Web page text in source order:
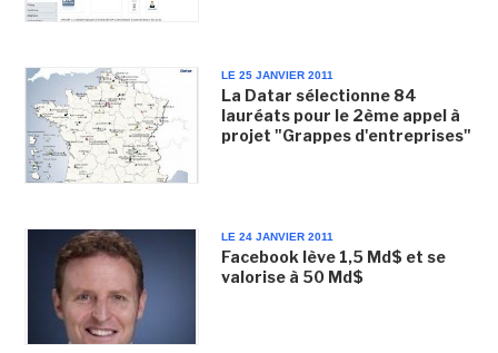
LE 25 JANVIER 2011
La Datar sélectionne 84
lauréats pour le 2ème appel à
projet "Grappes d'entreprises"
LE 24 JANVIER 2011
Facebook lève 1,5 Md$ et se
valorise à 50 Md$